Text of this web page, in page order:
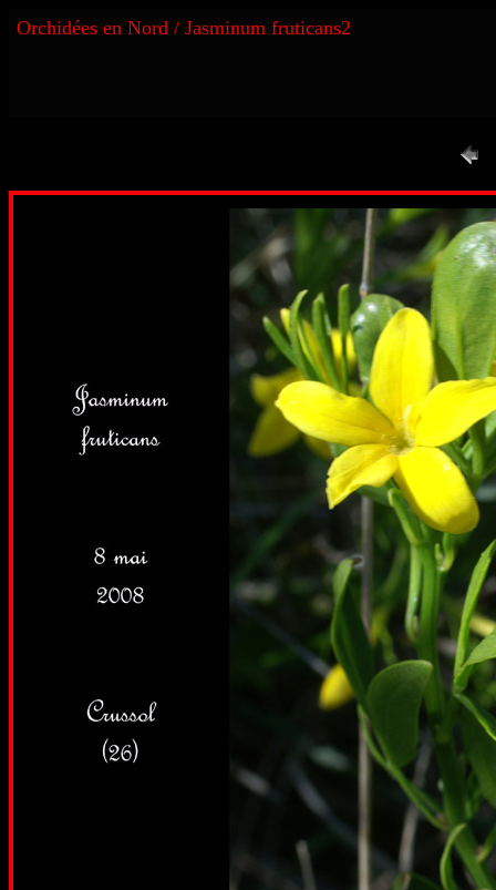
Orchidées en Nord / Jasminum fruticans2